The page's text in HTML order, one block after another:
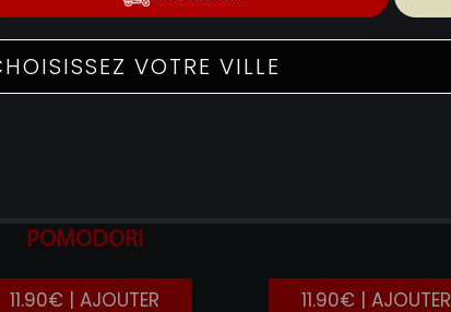
POMODORI
11.90€ | AJOUTER 11.90€ | AJOUTER